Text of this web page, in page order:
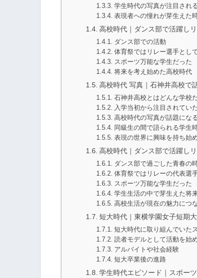
学生時代の写真が注目され
表現者への憧れが芽生えた
高校時代｜ダンス部で活躍し
ダンス部での活動
体育祭ではリレー選手とし
スポーツ万能な学生だった
将来を考え始めた高校時代
高校時代 写真｜石神井高校で
石神井高校とはどんな学校
入学当初から注目されてい
高校時代の写真が話題にな
同級生の間で語られる学生
表現の世界に興味を持ち始
高校時代｜ダンス部で活躍し
ダンス部で過ごした青春の
体育祭ではリレーの代表選
スポーツ万能な学生だった
学生生活の中で芽生えた将
高校生活が現在の魅力につ
短大時代｜東横学園女子短期
短大時代に取り組んでいた
読者モデルとして活動を始
アルバイトや社会経験
短大卒業後の進路
学生時代エピソード｜スポー